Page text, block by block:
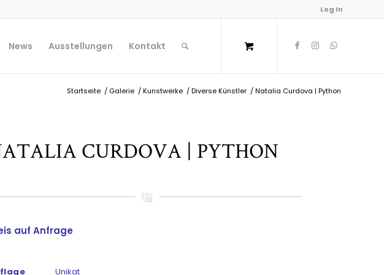
Log In
News Ausstellungen Kontakt
Startseite / Galerie /Kunstwerke /Diverse Künstler /Natalia Curdova | Python
CURDOVA | PYTHON
auf Anfrage
Unikat